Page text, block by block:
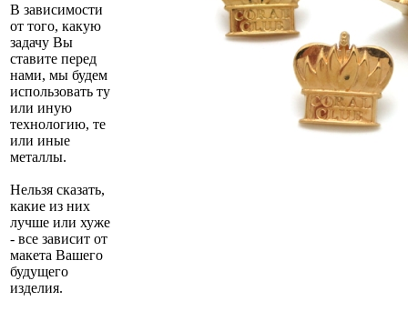
В зависимости
от того, какую
задачу Вы
ставите перед
нами, мы будем
использовать ту
или иную
технологию, те
или иные
металлы.
Нельзя сказать,
какие из них
лучше или хуже
- все зависит от
макета Вашего
будущего
изделия.